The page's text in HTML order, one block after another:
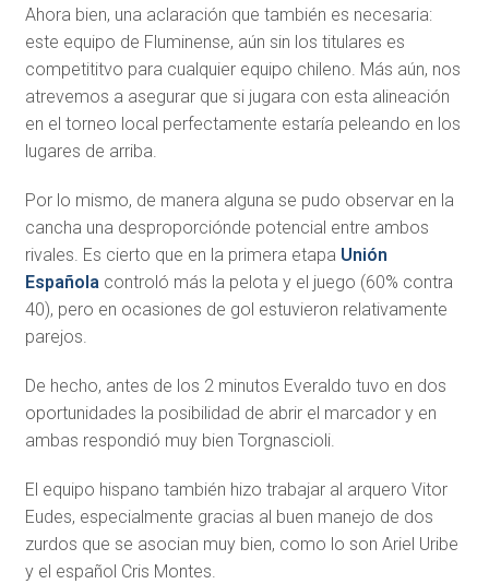
Ahora bien, una aclaración que también es necesaria:
este equipo de Fluminense, aún sin los titulares es
competititvo para cualquier equipo chileno. Más aún, nos
atrevemos a asegurar que si jugara con esta alineación
en el torneo local perfectamente estaría peleando en los
lugares de arriba.
Por lo mismo, de manera alguna se pudo observar en la
cancha una desproporciónde potencial entre ambos
rivales. Es cierto que en la primera etapa Unión
Españolacontroló más la pelota y el juego (60% contra
40), pero en ocasiones de gol estuvieron relativamente
parejos.
De hecho, antes de los 2 minutos Everaldo tuvo en dos
oportunidades la posibilidad de abrir el marcador y en
ambas respondió muy bien Torgnascioli.
El equipo hispano también hizo trabajar al arquero Vitor
Eudes, especialmente gracias al buen manejo de dos
zurdos que se asocian muy bien, como lo son Ariel Uribe
y el español Cris Montes.